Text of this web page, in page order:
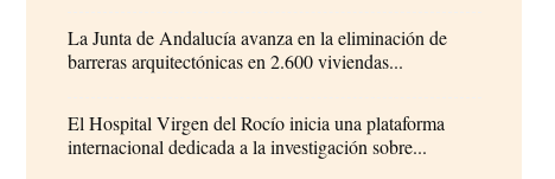
La Junta de Andalucía avanza en la eliminación de
barreras arquitectónicas en 2.600 viviendas...
El Hospital Virgen del Rocío inicia una plataforma
internacional dedicada a la investigación sobre...